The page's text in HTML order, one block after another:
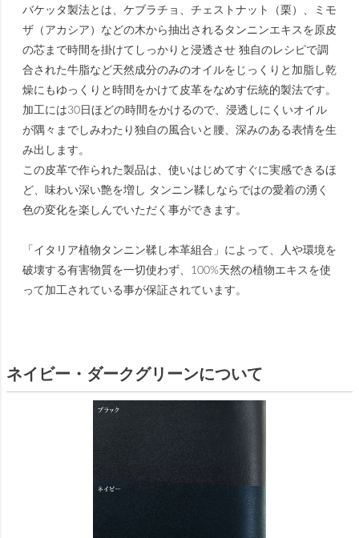
バケッタ製法とは、ケブラチョ、チェストナット（栗）、ミモ
ザ（アカシア）などの木から抽出されるタンニンエキスを原皮
の芯まで時間を掛けてしっかりと浸透させ 独自のレシピで調
合された牛脂など天然成分のみのオイルをじっくりと加脂し乾
燥にもゆっくりと時間をかけて皮革をなめす伝統的製法です。
加工には30日ほどの時間をかけるので、浸透しにくいオイル
が隅々までしみわたり独自の風合いと腰、深みのある表情を生
み出します。
この皮革で作られた製品は、使いはじめてすぐに実感できるほ
ど、味わい深い艶を増し タンニン鞣しならではの愛着の湧く
色の変化を楽しんでいただく事ができます。
「イタリア植物タンニン鞣し本革組合」によって、人や環境を
破壊する有害物質を一切使わず、100%天然の植物エキスを使
って加工されている事が保証されています。
ネイビー・ダークグリーンについて